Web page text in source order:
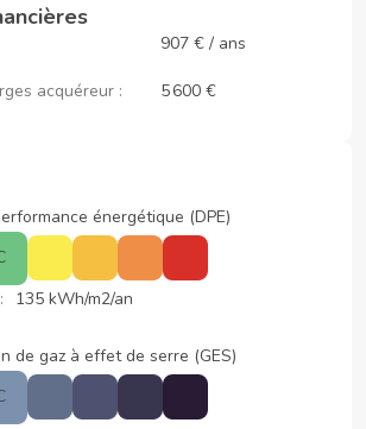
907 € / ans
acquéreur : 5 600 €
énergétique (DPE)
135 kWh/m2/an
de gaz à effet de serre (GES)